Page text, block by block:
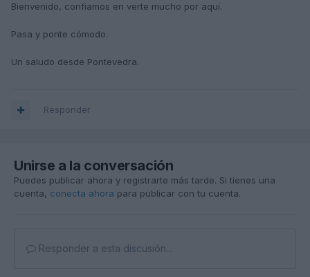
Bienvenido, confiamos en verte mucho por aquí.
Pasa y ponte cómodo.
Un saludo desde Pontevedra.
Responder
Unirse a la conversación
Puedes publicar ahora y registrarte más tarde. Si tienes una
cuenta, conecta ahora para publicar con tu cuenta.
Responder a esta discusión...